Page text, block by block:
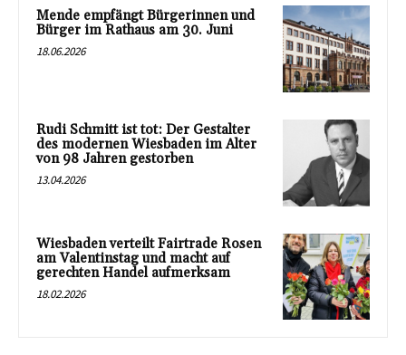
Mende empfängt Bürgerinnen und
Bürger im Rathaus am 30. Juni
18.06.2026
Rudi Schmitt ist tot: Der Gestalter
des modernen Wiesbaden im Alter
von 98 Jahren gestorben
13.04.2026
Wiesbaden verteilt Fairtrade Rosen
am Valentinstag und macht auf
gerechten Handel aufmerksam
18.02.2026